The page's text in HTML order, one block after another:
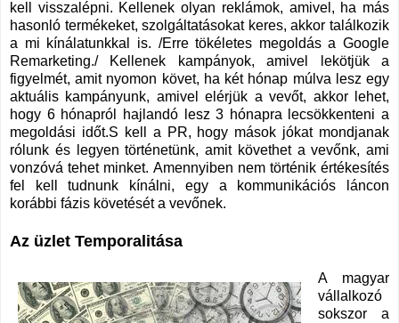
kell visszalépni. Kellenek olyan reklámok, amivel, ha más
hasonló termékeket, szolgáltatásokat keres, akkor találkozik
a mi kínálatunkkal is. /Erre tökéletes megoldás a Google
Remarketing./ Kellenek kampányok, amivel lekötjük a
figyelmét, amit nyomon követ, ha két hónap múlva lesz egy
aktuális kampányunk, amivel elérjük a vevőt, akkor lehet,
hogy 6 hónapról hajlandó lesz 3 hónapra lecsökkenteni a
megoldási időt.S kell a PR, hogy mások jókat mondjanak
rólunk és legyen történetünk, amit követhet a vevőnk, ami
vonzóvá tehet minket. Amennyiben nem történik értékesítés
fel kell tudnunk kínálni, egy a kommunikációs láncon
korábbi fázis követését a vevőnek.
Az üzlet Temporalitása
A magyar
vállalkozó
sokszor a